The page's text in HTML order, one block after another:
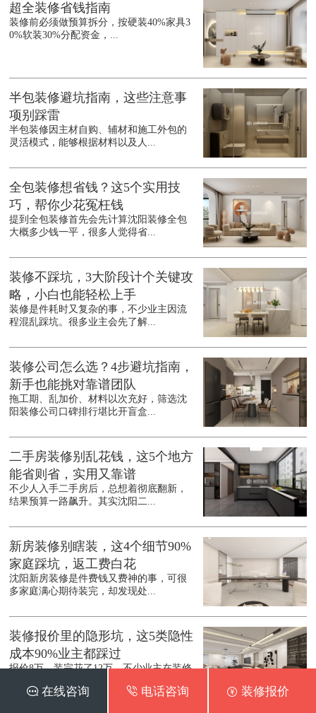
超全装修省钱指南
装修前必须做预算拆分，按硬装40%家具3
0%软装30%分配资金，...
半包装修避坑指南，这些注意事
项别踩雷
半包装修因主材自购、辅材和施工外包的
灵活模式，能够根据材料以及人...
全包装修想省钱？这5个实用技
巧，帮你少花冤枉钱
提到全包装修首先会先计算沈阳装修全包
大概多少钱一平，很多人觉得省...
装修不踩坑，3大阶段计个关键攻
略，小白也能轻松上手
装修是件耗时又复杂的事，不少业主因流
程混乱踩坑。很多业主会先了解...
装修公司怎么选？4步避坑指南，
新手也能挑对靠谱团队
拖工期、乱加价、材料以次充好，筛选沈
阳装修公司口碑排行堪比开盲盒...
二手房装修别乱花钱，这5个地方
能省则省，实用又靠谱
不少人入手二手房后，总想着彻底翻新，
结果预算一路飙升。其实沈阳二...
新房装修别瞎装，这4个细节90%
家庭踩坑，返工费白花
沈阳新房装修是件费钱又费神的事，可很
多家庭满心期待装完，却发现处...
装修报价里的隐形坑，这5类隐性
成本90%业主都踩过
报价8万，装完花了12万，不少业主在装修
 在线咨询  电话咨询  装修报价